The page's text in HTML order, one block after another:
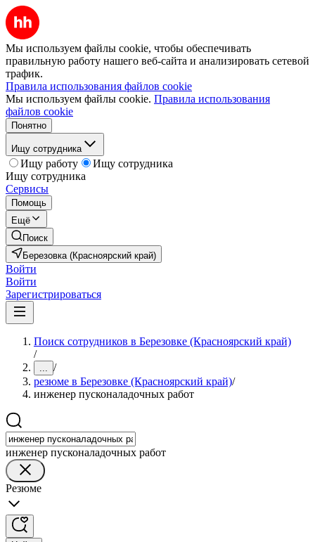
Мы используем файлы cookie, чтобы обеспечивать
правильную работу нашего веб-сайта и анализировать сетевой
трафик.
Правила использования файлов cookie
Мы используем файлы cookie. Правила использования
файлов cookie
Понятно
Ищу сотрудника
Ищу работу
Ищу сотрудника
Ищу сотрудника
Сервисы
Помощь
Ещё
Поиск
Березовка (Красноярский край)
Войти
Войти
Зарегистрироваться
Поиск сотрудников в Березовке (Красноярский край)
/
... /
резюме в Березовке (Красноярский край)/
инженер пусконаладочных работ
инженер пусконаладочных работ
Резюме